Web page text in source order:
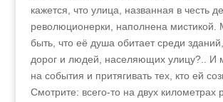
кажется, что улица, названная в честь
революционерки, наполнена мистикой.
быть, что её душа обитает среди
дорог и людей, населяющих улицу?.. И
на события и притягивать тех, кто ей
Смотрите: всего-то на двух километрах